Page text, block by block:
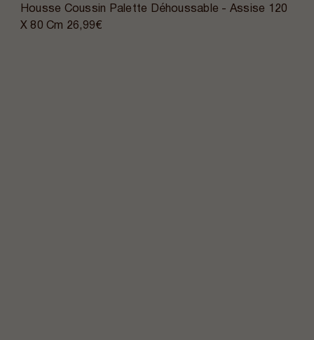
Housse Coussin Palette Déhoussable - Assise 120
X 80 Cm 26,99€